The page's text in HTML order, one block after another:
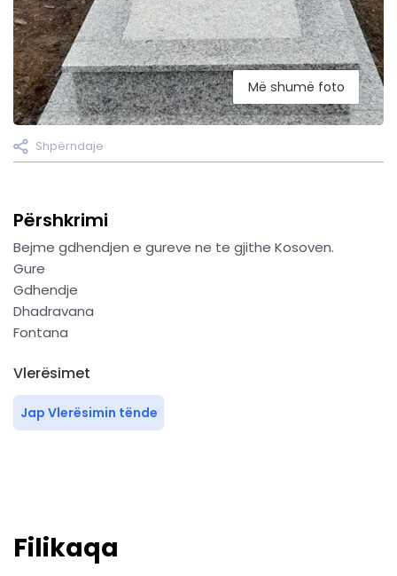
Më shumë foto
Shpërndaje
Përshkrimi
Bejme gdhendjen e gureve ne te gjithe Kosoven.
Gure
Gdhendje
Dhadravana
Fontana
Vlerësimet
Jap Vlerësimin tënde
Filikaqa